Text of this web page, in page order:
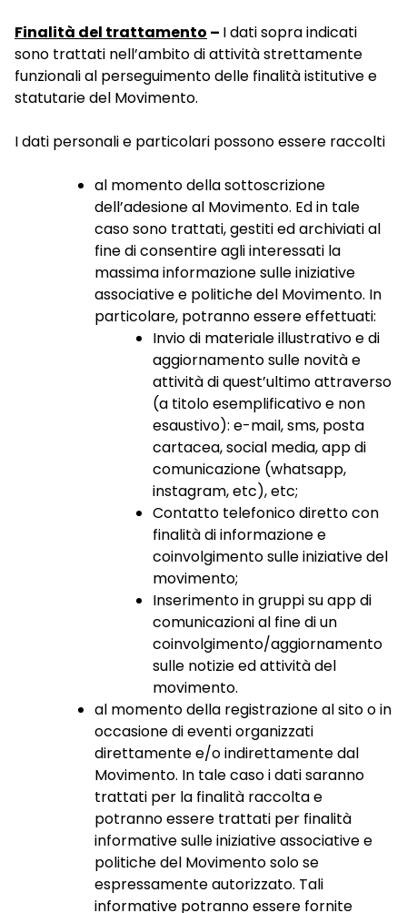
Finalità del trattamento – I dati sopra indicati
sono trattati nell’ambito di attività strettamente
funzionali al perseguimento delle finalità istitutive e
statutarie del Movimento.
I dati personali e particolari possono essere raccolti
al momento della sottoscrizione
dell’adesione al Movimento. Ed in tale
caso sono trattati, gestiti ed archiviati al
fine di consentire agli interessati la
massima informazione sulle iniziative
associative e politiche del Movimento. In
particolare, potranno essere effettuati:
Invio di materiale illustrativo e di
aggiornamento sulle novità e
attività di quest’ultimo attraverso
(a titolo esemplificativo e non
esaustivo): e-mail, sms, posta
cartacea, social media, app di
comunicazione (whatsapp,
instagram, etc), etc;
Contatto telefonico diretto con
finalità di informazione e
coinvolgimento sulle iniziative del
movimento;
Inserimento in gruppi su app di
comunicazioni al fine di un
coinvolgimento/aggiornamento
sulle notizie ed attività del
movimento.
al momento della registrazione al sito o in
occasione di eventi organizzati
direttamente e/o indirettamente dal
Movimento. In tale caso i dati saranno
trattati per la finalità raccolta e
potranno essere trattati per finalità
informative sulle iniziative associative e
politiche del Movimento solo se
espressamente autorizzato. Tali
informative potranno essere fornite